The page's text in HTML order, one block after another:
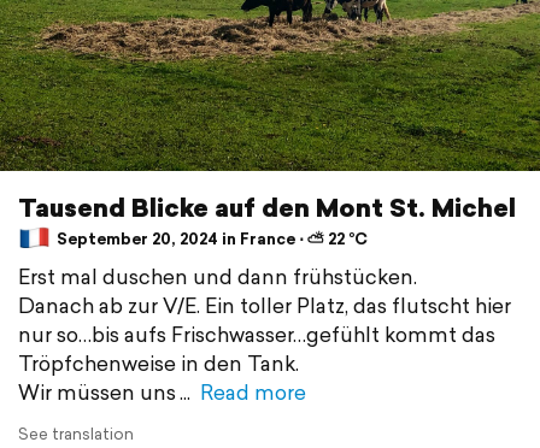
Tausend Blicke auf den Mont St. Michel
September 20, 2024 in France ⋅ ⛅ 22 °C
Erst mal duschen und dann frühstücken.
Danach ab zur V/E. Ein toller Platz, das flutscht hier
nur so…bis aufs Frischwasser…gefühlt kommt das
Tröpfchenweise in den Tank.
Wir müssen uns
Read more
See translation